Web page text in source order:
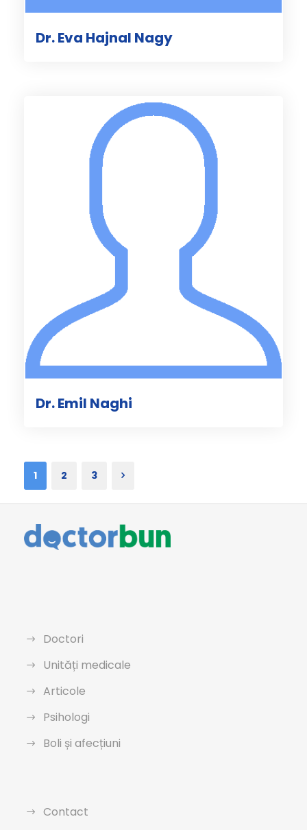
Dr. Eva Hajnal Nagy
Dr. Emil Naghi
1 2 3
Doctori
Unități medicale
Articole
Psihologi
Boli și afecțiuni
Contact